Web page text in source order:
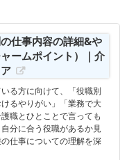
仕事内容の詳細&や
ームポイント）｜介
る方に向けて、「役職別
るやりがい」「業務で大
職とひとことで言っても
分に合う役職があるか見
仕事についての理解を深